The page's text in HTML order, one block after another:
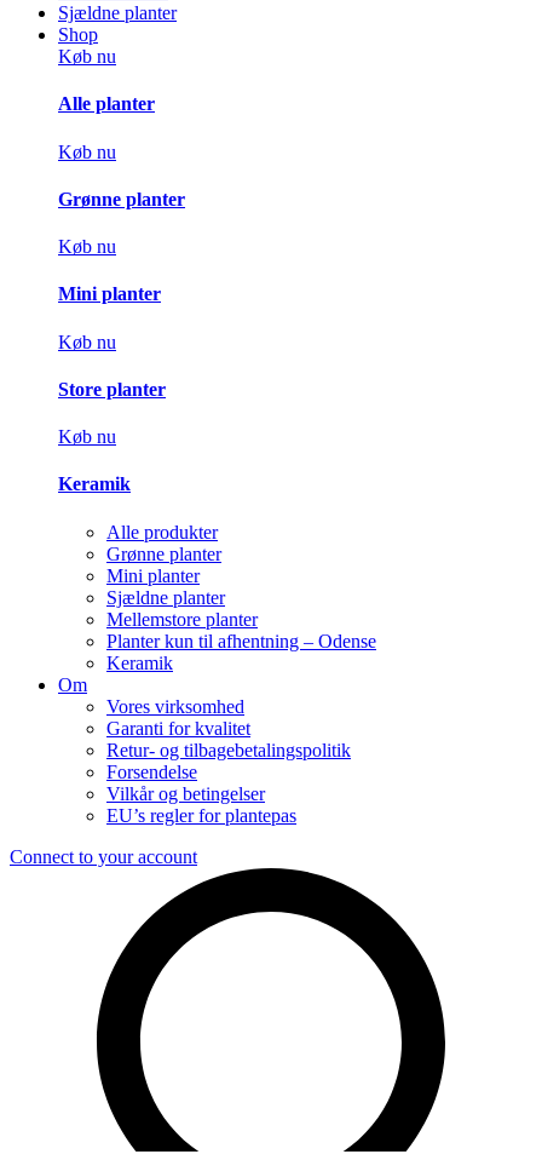
Sjældne planter
Shop
Køb nu
Alle planter
Køb nu
Grønne planter
Køb nu
Mini planter
Køb nu
Store planter
Køb nu
Keramik
Alle produkter
Grønne planter
Mini planter
Sjældne planter
Mellemstore planter
Planter kun til afhentning – Odense
Keramik
Om
Vores virksomhed
Garanti for kvalitet
Retur- og tilbagebetalingspolitik
Forsendelse
Vilkår og betingelser
EU’s regler for plantepas
Connect to your account